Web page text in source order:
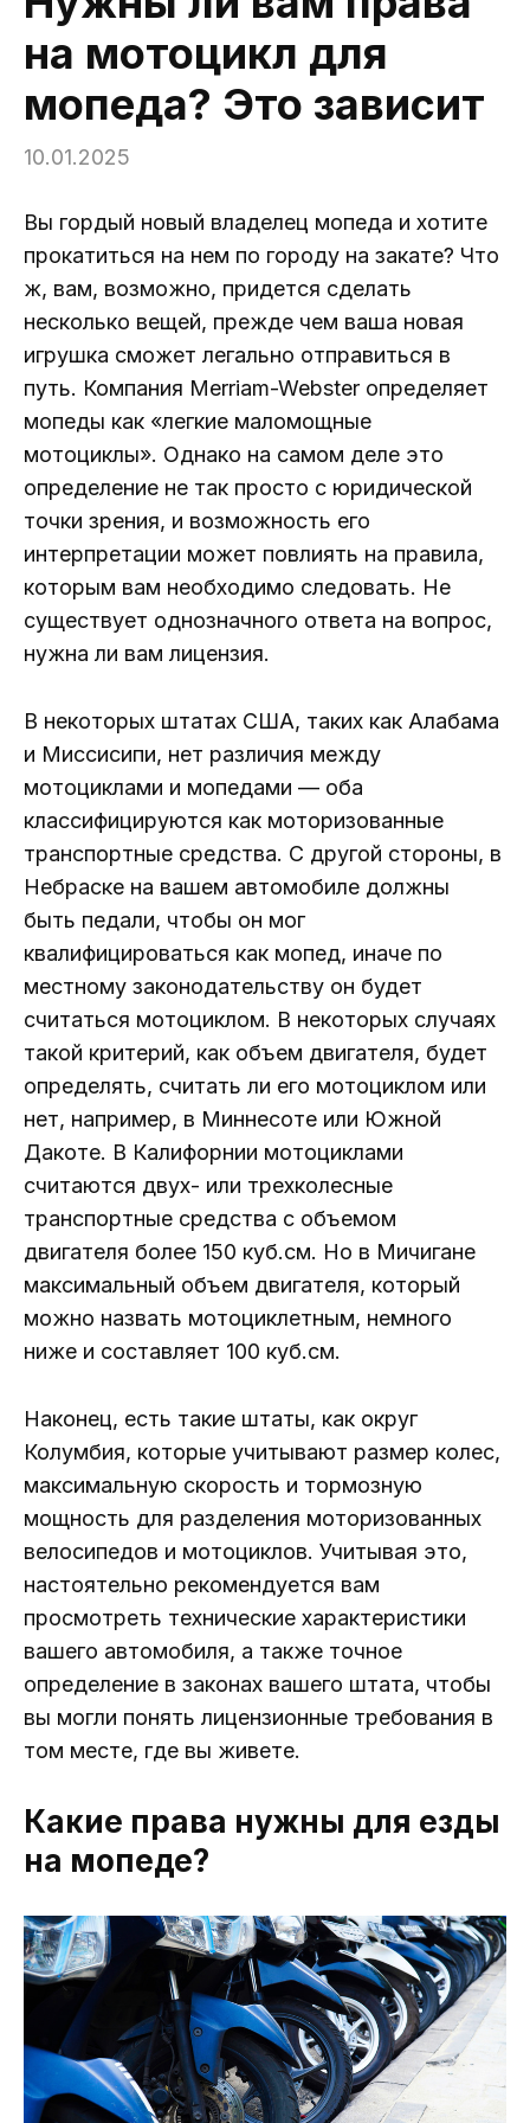
на мотоцикл для
мопеда? Это зависит
10.01.2025
Вы гордый новый владелец мопеда и хотите
прокатиться на нем по городу на закате? Что
ж, вам, возможно, придется сделать
несколько вещей, прежде чем ваша новая
игрушка сможет легально отправиться в
путь. Компания Merriam-Webster определяет
мопеды как «легкие маломощные
мотоциклы». Однако на самом деле это
определение не так просто с юридической
точки зрения, и возможность его
интерпретации может повлиять на правила,
которым вам необходимо следовать. Не
существует однозначного ответа на вопрос,
нужна ли вам лицензия.
В некоторых штатах США, таких как Алабама
и Миссисипи, нет различия между
мотоциклами и мопедами — оба
классифицируются как моторизованные
транспортные средства. С другой стороны, в
Небраске на вашем автомобиле должны
быть педали, чтобы он мог
квалифицироваться как мопед, иначе по
местному законодательству он будет
считаться мотоциклом. В некоторых случаях
такой критерий, как объем двигателя, будет
определять, считать ли его мотоциклом или
нет, например, в Миннесоте или Южной
Дакоте. В Калифорнии мотоциклами
считаются двух- или трехколесные
транспортные средства с объемом
двигателя более 150 куб.см. Но в Мичигане
максимальный объем двигателя, который
можно назвать мотоциклетным, немного
ниже и составляет 100 куб.см.
Наконец, есть такие штаты, как округ
Колумбия, которые учитывают размер колес,
максимальную скорость и тормозную
мощность для разделения моторизованных
велосипедов и мотоциклов. Учитывая это,
настоятельно рекомендуется вам
просмотреть технические характеристики
вашего автомобиля, а также точное
определение в законах вашего штата, чтобы
вы могли понять лицензионные требования в
том месте, где вы живете.
Какие права нужны для езды
на мопеде?